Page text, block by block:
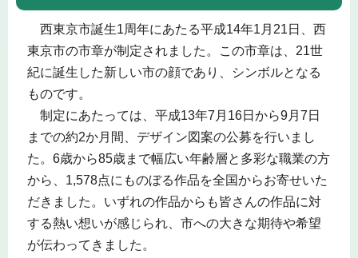
西東京市誕生1周年にあたる平成14年1月21日、西
東京市の市章が制定されました。この市章は、21世
紀に誕生した新しい市の顔であり、シンボルとなる
ものです。
制定にあたっては、平成13年7月16日から9月7日
までの約2か月間、デザイン図案の公募を行いまし
た。6歳から85歳まで幅広い年齢層と多彩な職業の方
から、1,578点にものぼる作品を全国からお寄せいた
だきました。いずれの作品からも皆さんの作品に対
する熱い想いが感じられ、市への大きな期待や希望
が伝わってきました。